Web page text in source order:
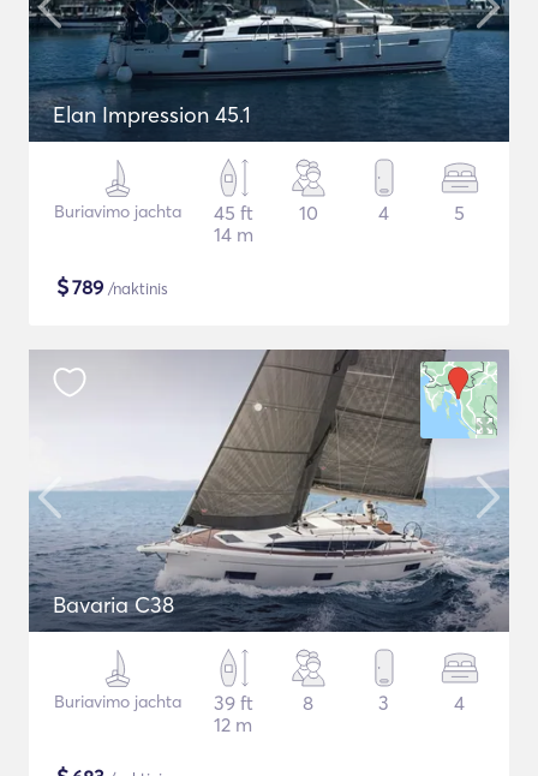
Elan Impression 45.1
Buriavimo jachta
45 ft
14 m
10 4 5
$789 /naktinis
Bavaria C38
Buriavimo jachta
39 ft
12 m
8 3 4